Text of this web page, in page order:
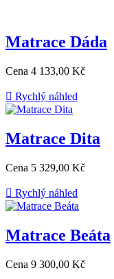
Matrace Dáda
Cena 4 133,00 Kč
 Rychlý náhled
Matrace Dita
Cena 5 329,00 Kč
 Rychlý náhled
Matrace Beáta
Cena 9 300,00 Kč